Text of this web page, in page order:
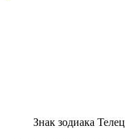
Знак зодиака Телец